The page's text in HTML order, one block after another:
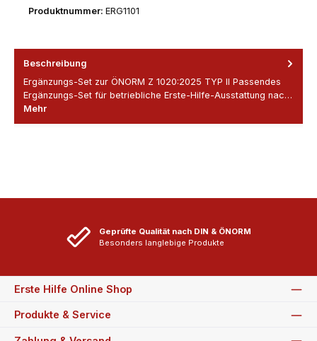
Produktnummer: ERG1101
Beschreibung
Ergänzungs-Set zur ÖNORM Z 1020:2025 TYP II Passendes
Ergänzungs-Set für betriebliche Erste-Hilfe-Ausstattung nac…
Mehr
Geprüfte Qualität nach DIN & ÖNORM
Besonders langlebige Produkte
Erste Hilfe Online Shop
Produkte & Service